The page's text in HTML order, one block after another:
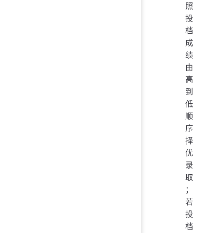
照
投
档
成
绩
由
高
到
低
顺
序
择
优
录
取
；
若
投
档